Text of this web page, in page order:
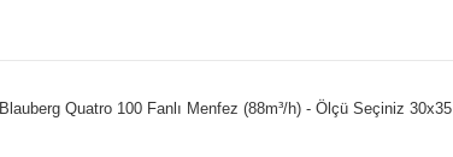
Blauberg Quatro 100 Fanlı Menfez (88m³/h) - Ölçü Seçiniz 30x35